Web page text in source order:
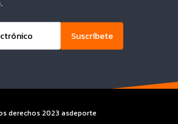
Suscríbete
derechos 2023 asdeporte